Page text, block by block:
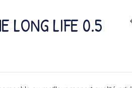
LONG LIFE 0.5